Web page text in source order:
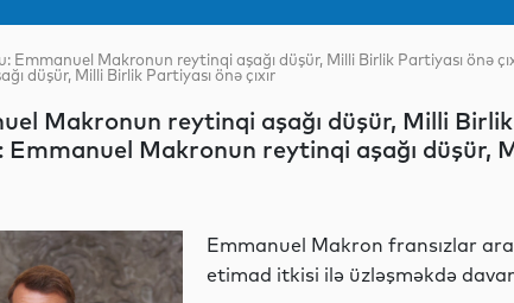
siyasət
siyasətElm
Din
Hadisə
Dünya
İdman
İdman
Yeni texnologiyalar
Emmanuel Makronun reytinqi aşağı düşür, Milli Birlik Partiyası önə
düşür, Milli Birlik Partiyası önə çıxır
Makronun reytinqi aşağı düşür, Milli
Emmanuel Makronun reytinqi aşağı düşür,
Emmanuel Makron fransızlar
etimad itkisi ilə üzləşməkdə